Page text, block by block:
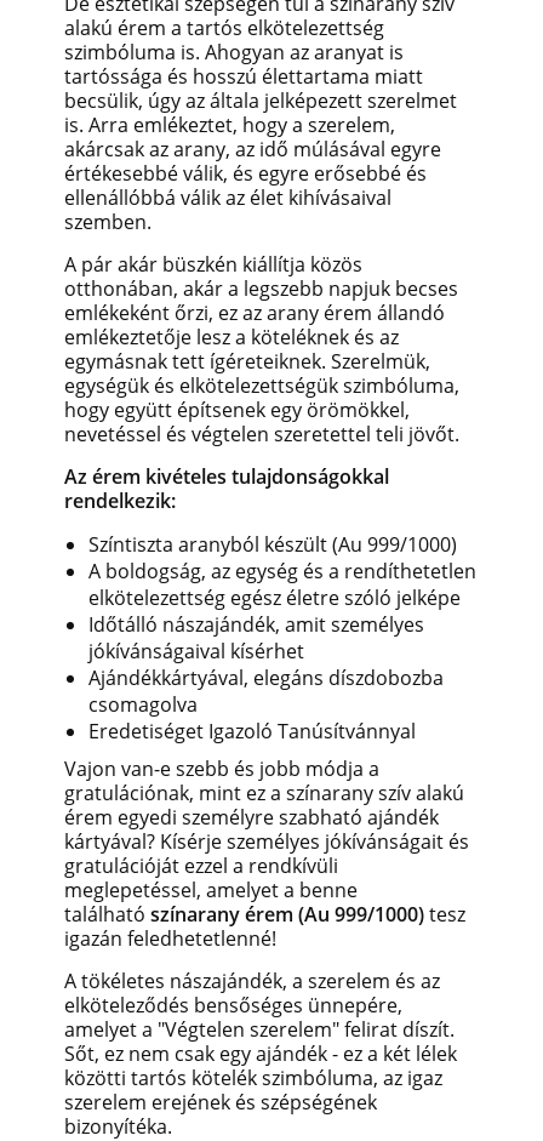
alakú érem a tartós elkötelezettség
szimbóluma is. Ahogyan az aranyat is
tartóssága és hosszú élettartama miatt
becsülik, úgy az általa jelképezett szerelmet
is. Arra emlékeztet, hogy a szerelem,
akárcsak az arany, az idő múlásával egyre
értékesebbé válik, és egyre erősebbé és
ellenállóbbá válik az élet kihívásaival
szemben.
A pár akár büszkén kiállítja közös
otthonában, akár a legszebb napjuk becses
emlékeként őrzi, ez az arany érem állandó
emlékeztetője lesz a köteléknek és az
egymásnak tett ígéreteiknek. Szerelmük,
egységük és elkötelezettségük szimbóluma,
hogy együtt építsenek egy örömökkel,
nevetéssel és végtelen szeretettel teli jövőt.
Az érem kivételes tulajdonságokkal
rendelkezik:
Színtiszta aranyból készült (Au 999/1000)
A boldogság, az egység és a rendíthetetlen
elkötelezettség egész életre szóló jelképe
Időtálló nászajándék, amit személyes
jókívánságaival kísérhet
Ajándékkártyával, elegáns díszdobozba
csomagolva
Eredetiséget Igazoló Tanúsítvánnyal
Vajon van-e szebb és jobb módja a
gratulációnak, mint ez a színarany szív alakú
érem egyedi személyre szabható ajándék
kártyával? Kísérje személyes jókívánságait és
gratulációját ezzel a rendkívüli
meglepetéssel, amelyet a benne
található színarany érem (Au 999/1000)tesz
igazán feledhetetlenné!
A tökéletes nászajándék, a szerelem és az
elköteleződés bensőséges ünnepére,
amelyet a "Végtelen szerelem" felirat díszít.
Sőt, ez nem csak egy ajándék - ez a két lélek
közötti tartós kötelék szimbóluma, az igaz
szerelem erejének és szépségének
bizonyítéka.